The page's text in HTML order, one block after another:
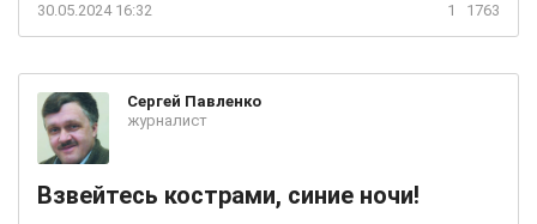
30.05.2024 16:32 1 1763
Сергей Павленко
журналист
Взвейтесь кострами, синие ночи!